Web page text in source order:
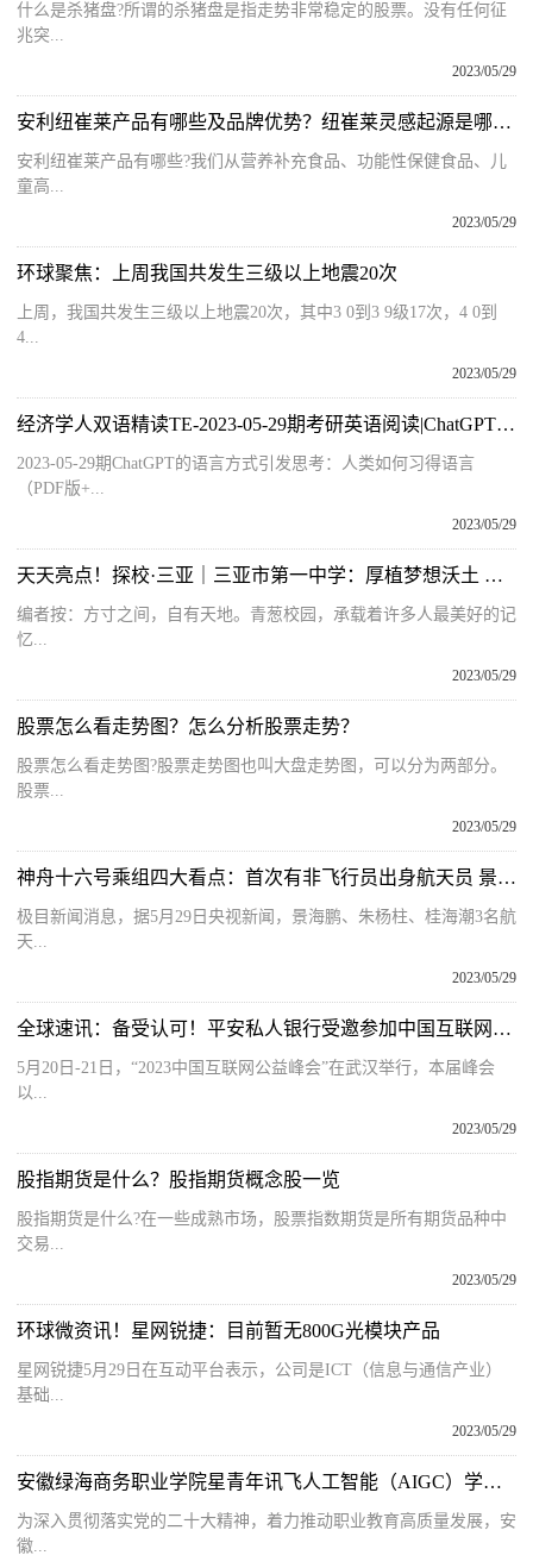
什么是杀猪盘?所谓的杀猪盘是指走势非常稳定的股票。没有任何征
兆突...
2023/05/29
安利纽崔莱产品有哪些及品牌优势？纽崔莱灵感起源是哪年？
安利纽崔莱产品有哪些?我们从营养补充食品、功能性保健食品、儿
童高...
2023/05/29
环球聚焦：上周我国共发生三级以上地震20次
上周，我国共发生三级以上地震20次，其中3 0到3 9级17次，4 0到
4...
2023/05/29
经济学人双语精读TE-2023-05-29期考研英语阅读|ChatGPT的语言方式引发思考：人类如何习得语言
2023-05-29期ChatGPT的语言方式引发思考：人类如何习得语言
（PDF版+...
2023/05/29
天天亮点！探校·三亚｜三亚市第一中学：厚植梦想沃土 让学生在青春赛道上奋力奔跑
编者按：方寸之间，自有天地。青葱校园，承载着许多人最美好的记
忆...
2023/05/29
股票怎么看走势图？怎么分析股票走势？
股票怎么看走势图?股票走势图也叫大盘走势图，可以分为两部分。
股票...
2023/05/29
神舟十六号乘组四大看点：首次有非飞行员出身航天员 景海鹏第4次飞天
极目新闻消息，据5月29日央视新闻，景海鹏、朱杨柱、桂海潮3名航
天...
2023/05/29
全球速讯：备受认可！平安私人银行受邀参加中国互联网公益峰会，摘得创新案例
5月20日-21日，“2023中国互联网公益峰会”在武汉举行，本届峰会
以...
2023/05/29
股指期货是什么？股指期货概念股一览
股指期货是什么?在一些成熟市场，股票指数期货是所有期货品种中
交易...
2023/05/29
环球微资讯！星网锐捷：目前暂无800G光模块产品
星网锐捷5月29日在互动平台表示，公司是ICT（信息与通信产业）
基础...
2023/05/29
安徽绿海商务职业学院星青年讯飞人工智能（AIGC）学院正式成立
为深入贯彻落实党的二十大精神，着力推动职业教育高质量发展，安
徽...